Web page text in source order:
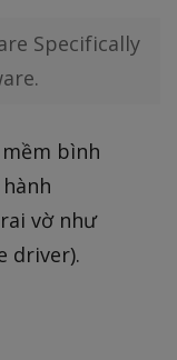
Specifically
bình
vờ như
driver).